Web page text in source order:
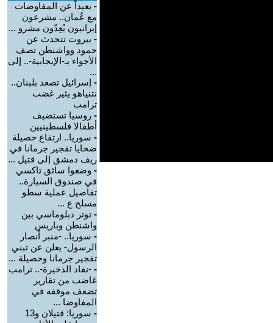
- بعيداً عن المفاوضات
مع عُمان.. مشرعون
إيرانيون يُعِدّون مشرو ...
- بيروت تتحدث عن
جمود وواشنطن تصف
الأجواء بـ-الإيجابية-.. إلى
...
- إسرائيل تصعد بلبنان..
نتنياهو يثير غضب
ترامب
- روسيا تستضيف
أطفالا فلسطينيين
- سوريا.. ارتفاع حصيلة
ضحايا تفجير جرمانا في
ريف دمشق إلى قتيل ...
- وضعوا سائق تاكسي
في صندوق السيارة..
تفاصيل عملية سطو
مسلح ع ...
- توتر دبلوماسي بين
واشنطن وباريس
- سوريا.. -منبر أنصار
الرسول- يعلن عن تبني
تفجير جرمانا وحصيلة ...
- -نفاد الذخيرة-.. ترامب
غاضب من تقارير
تضعف موقفه في
المفاوضا ...
-
سوريا: قتيلان و13